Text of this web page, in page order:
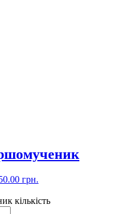
грн.
кількість